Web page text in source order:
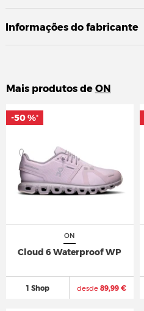
Informações do fabricante
Mais produtos de ON
ON
Cloud 6 Waterproof WP
1 Shop desde89,99 €
-50 %*
-50 %*